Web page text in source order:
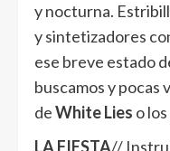
y nocturna.
y sintetizadores
ese breve estado
buscamos y pocas
deWhite Lies o
LA FIESTA//